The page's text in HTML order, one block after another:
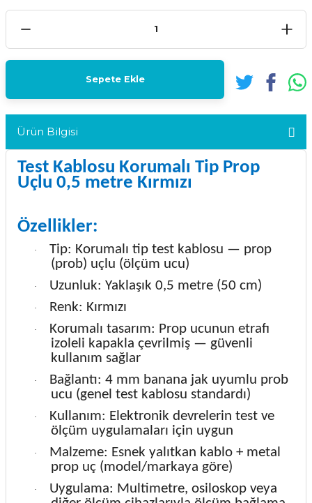
Sepete Ekle
Ürün Bilgisi
Test Kablosu Korumalı Tip Prop
Uçlu 0,5 metre Kırmızı
Özellikler:
·
Tip: Korumalı tip test kablosu — prop
(prob) uçlu (ölçüm ucu)
· Uzunluk: Yaklaşık 0,5 metre (50 cm)
· Renk: Kırmızı
·
Korumalı tasarım: Prop ucunun etrafı
izoleli kapakla çevrilmiş — güvenli
kullanım sağlar
·
Bağlantı: 4 mm banana jak uyumlu prob
ucu (genel test kablosu standardı)
·
Kullanım: Elektronik devrelerin test ve
ölçüm uygulamaları için uygun
·
Malzeme: Esnek yalıtkan kablo + metal
prop uç (model/markaya göre)
·
Uygulama: Multimetre, osiloskop veya